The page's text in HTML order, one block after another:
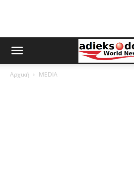
Αρχική MEDIA